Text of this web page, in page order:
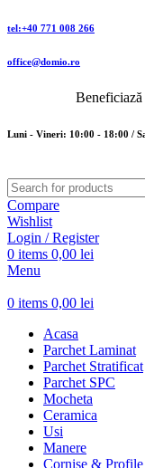
tel:+40 771 008 266
office@domio.ro
Beneficiază
Luni - Vineri: 10:00 - 18:00 /
Compare
Wishlist
Login / Register
0 items 0,00 lei
Menu
0 items 0,00 lei
Acasa
Parchet Laminat
Parchet Stratificat
Parchet SPC
Mocheta
Ceramica
Usi
Manere
Cornise & Profile